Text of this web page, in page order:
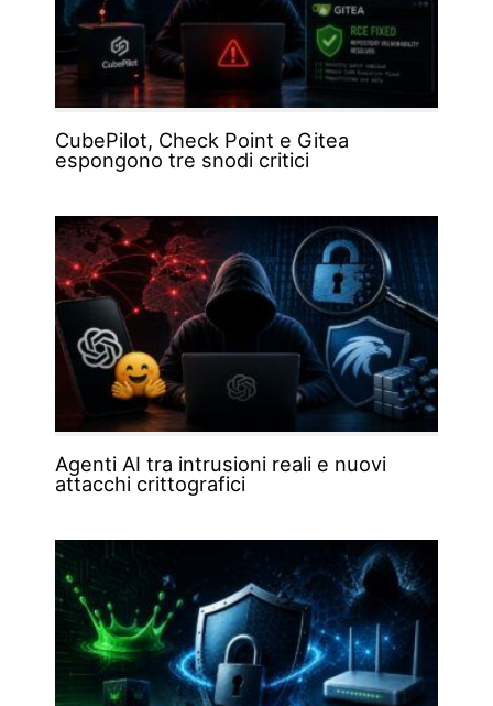
CubePilot, Check Point e Gitea
espongono tre snodi critici
Agenti AI tra intrusioni reali e nuovi
attacchi crittografici